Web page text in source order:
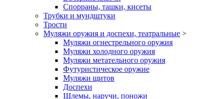
Спорраны, ташки, кисеты
Трубки и мундштуки
Трости
Муляжи оружия и доспехи, театральные >
Муляжи огнестрельного оружия
Муляжи холодного оружия
Муляжи метательного оружия
Футуристическое оружие
Муляжи щитов
Доспехи
Шлемы, наручи, поножи